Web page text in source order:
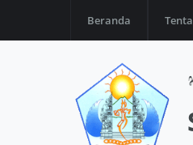
Beranda